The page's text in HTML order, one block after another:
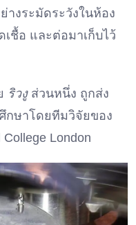
างระมัดระวังในห้อง
ชื้อ และต่อมาเก็บไว้
ริวงูส่วนหนึ่ง ถูกส่ง
กษาโดยทีมวิจัยของ
London